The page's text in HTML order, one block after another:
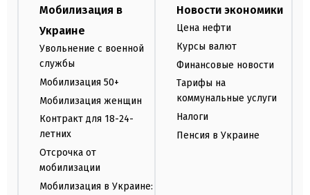
Мобилизация в
Украине
Увольнение с военной
службы
Мобилизация 50+
Мобилизация женщин
Контракт для 18-24-
летних
Отсрочка от
мобилизации
Мобилизация в Украине:
Новости экономики
Цена нефти
Курсы валют
Финансовые новости
Тарифы на
коммунальные услуги
Налоги
Пенсия в Украине